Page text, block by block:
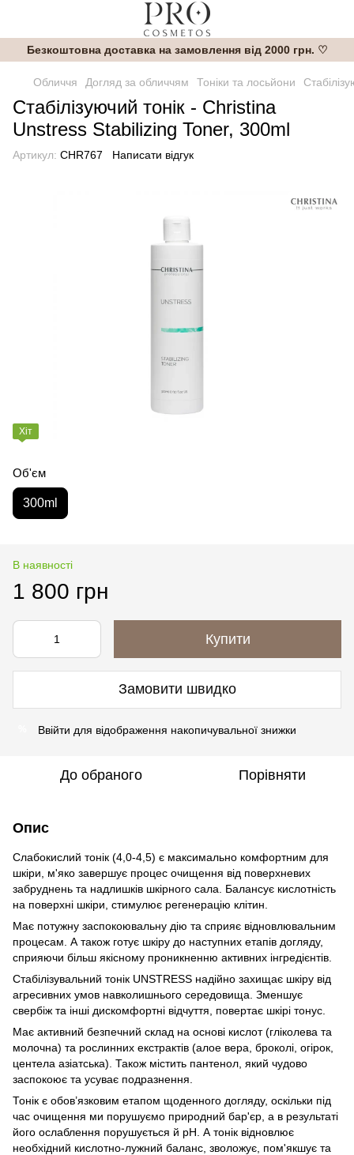
Безкоштовна доставка на замовлення від 2000 грн. ♡
Обличчя Догляд за обличчям Тоніки та лосьйони
Стабілізуючий тонік - Christina
Unstress Stabilizing Toner, 300ml
Артикул: CHR767 Написати відгук
Хіт
Об'єм
300ml
В наявності
1 800 грн
Купити
Замовити швидко
Ввійти для відображення накопичувальної знижки
До обраного Порівняти
Опис
Слабокислий тонік (4,0-4,5) є максимально комфортним для
шкіри, м'яко завершує процес очищення від поверхневих
забруднень та надлишків шкірного сала. Балансує кислотність
на поверхні шкіри, стимулює регенерацію клітин.
Має потужну заспокоювальну дію та сприяє відновлювальним
процесам. А також готує шкіру до наступних етапів догляду,
сприяючи більш якісному проникненню активних інгредієнтів.
Стабілізувальний тонік UNSTRESS надійно захищає шкіру від
агресивних умов навколишнього середовища. Зменшує
свербіж та інші дискомфортні відчуття, повертає шкірі тонус.
Має активний безпечний склад на основі кислот (гліколева та
молочна) та рослинних екстрактів (алое вера, броколі, огірок,
центела азіатська). Також містить пантенол, який чудово
заспокоює та усуває подразнення.
Тонік є обов’язковим етапом щоденного догляду, оскільки під
час очищення ми порушуємо природний бар'єр, а в результаті
його ослаблення порушується й pH. А тонік відновлює
необхідний кислотно-лужний баланс, зволожує, пом'якшує та